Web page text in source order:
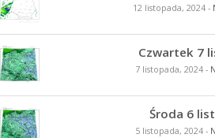
12 listopada, 2024-
Czwartek 7
7 listopada, 2024-
Środa 6
5 listopada, 2024-